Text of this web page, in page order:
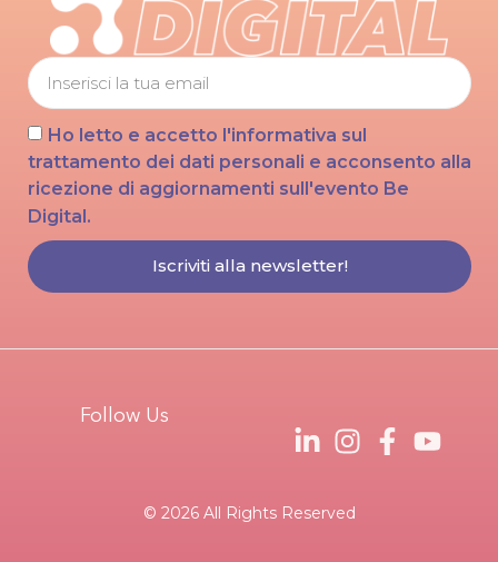
Ho letto e accetto l'informativa sul
trattamento dei dati personali e acconsento alla
ricezione di aggiornamenti sull'evento Be
Digital.
Iscriviti alla newsletter!
Follow Us
© 2026 All Rights Reserved